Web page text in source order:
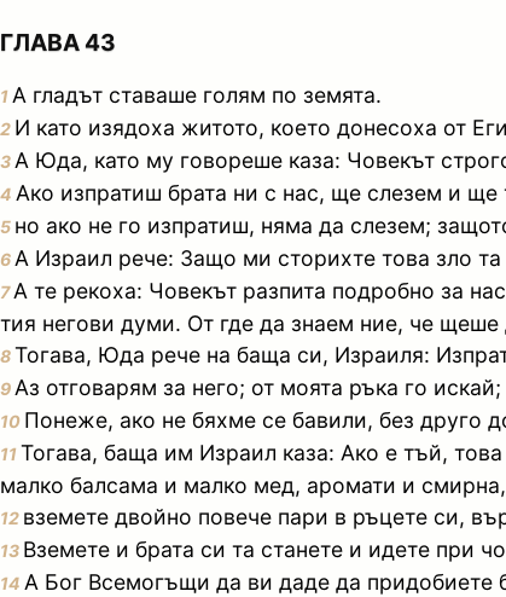
ГЛАВА 43
1 А гладът ставаше голям по земята.
2 И като изядоха житото, което донесоха от
3 А Юда, като му говореше каза: Човекът
4 Ако изпратиш брата ни с нас, ще слезем и ще
5 но ако не го изпратиш, няма да слезем;
6 А Израил рече: Защо ми сторихте това зло та
7А те рекоха: Човекът разпита подробно за
тия негови думи. От где да знаем ние, че
8Тогава, Юда рече на баща си, Израиля:
9 Аз отговарям за него; от моята ръка го
10 Понеже, ако не бяхме се бавили, без друго
11Тогава, баща им Израил каза: Ако е тъй,
малко балсама и малко мед, аромати и
12 вземете двойно повече пари в ръцете си,
13 Вземете и брата си та станете и идете при
14 А Бог Всемогъщи да ви даде да придобиете